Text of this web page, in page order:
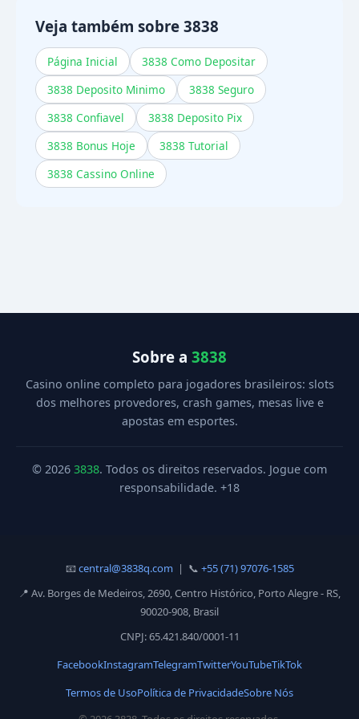
Veja também sobre 3838
Página Inicial
3838 Como Depositar
3838 Deposito Minimo
3838 Seguro
3838 Confiavel
3838 Deposito Pix
3838 Bonus Hoje
3838 Tutorial
3838 Cassino Online
Sobre a 3838
Casino online completo para jogadores brasileiros: slots
dos melhores provedores, crash games, mesas live e
apostas em esportes.
© 2026 3838. Todos os direitos reservados. Jogue com
responsabilidade. +18
📧central@3838q.com | 📞 +55 (71) 97076-1585
📍 Av. Borges de Medeiros, 2690, Centro Histórico, Porto Alegre - RS,
90020-908, Brasil
CNPJ: 65.421.840/0001-11
FacebookInstagramTelegramTwitterYouTubeTikTok
Termos de UsoPolítica de PrivacidadeSobre Nós